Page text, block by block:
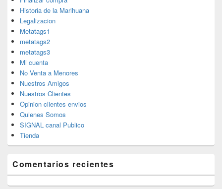
Historia de la Marihuana
Legalizacion
Metatags1
metatags2
metatags3
Mi cuenta
No Venta a Menores
Nuestros Amigos
Nuestros Clientes
Opinion clientes envios
Quienes Somos
SIGNAL canal Publico
Tienda
Comentarios recientes